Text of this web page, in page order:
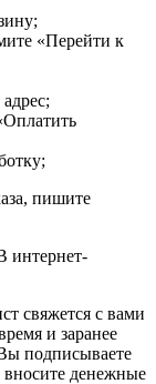
«Перейти к
пишите
интернет-
свяжется с вами
и заранее
подписываете
вносите денежные